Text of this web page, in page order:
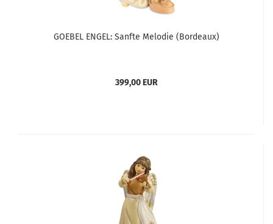
GOEBEL ENGEL: Sanfte Melodie (Bordeaux)
399,00 EUR